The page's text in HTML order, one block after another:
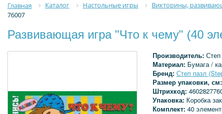
Главная Каталог Настольные игры
Викторины,
76007
Развивающая игра "Что к чему" (40
Производитель: Степ
Материал: Бумага /
Бренд: Степ пазл
Размер упаковки,
Штрихкод:
Упаковка: Коробка
Комплект: 40